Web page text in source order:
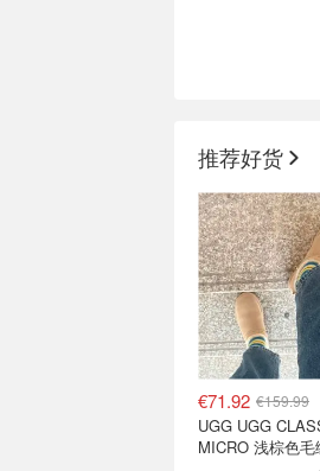
& Other Stories
漏 🍂初秋开衫、
衣裙才€29
3.7折起 Samba
推荐好货
€71.92 €159.99
UGG UGG
MICRO 浅棕色